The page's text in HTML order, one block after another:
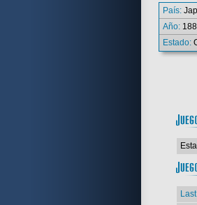
País:
Año:
Estado: